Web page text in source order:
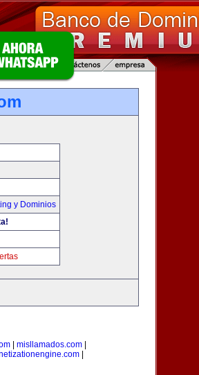
y Dominios
| misllamados.com|
|